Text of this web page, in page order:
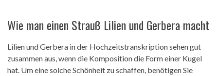
Wie man einen Strauß Lilien und Gerbera macht
Lilien und Gerbera in der Hochzeitstranskription sehen gut
zusammen aus, wenn die Komposition die Form einer Kugel
hat. Um eine solche Schönheit zu schaffen, benötigen Sie